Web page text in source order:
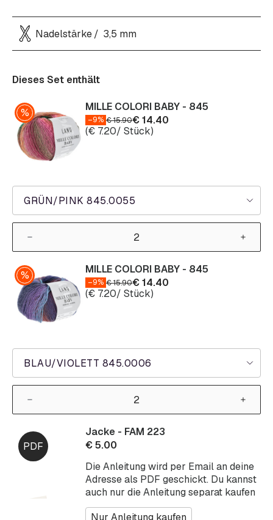
Nadelstärke 3,5 mm
Dieses Set enthält
GRÜN/PINK 845.0055
MILLE COLORI BABY - 845
–9% €15.90€14.40
(€ 7.20/ Stück)
BLAU/VIOLETT 845.0006
MILLE COLORI BABY - 845
–9% €15.90€14.40
(€ 7.20/ Stück)
Die Anleitung wird per Email an deine
Adresse als PDF geschickt. Du kannst
auch nur die Anleitung separat kaufen
Nur Anleitung kaufen
Jacke - FAM 223
€5.00